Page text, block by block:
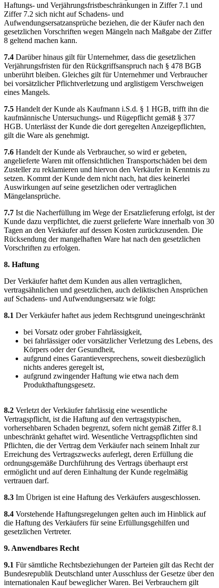
Haftungs- und Verjährungsfristbeschränkungen in Ziffer 7.1 und
Ziffer 7.2 sich nicht auf Schadens- und
Aufwendungsersatzansprüche beziehen, die der Käufer nach den
gesetzlichen Vorschriften wegen Mängeln nach Maßgabe der Ziffer
8 geltend machen kann.
7.4 Darüber hinaus gilt für Unternehmer, dass die gesetzlichen
Verjährungsfristen für den Rückgriffsanspruch nach § 478 BGB
unberührt bleiben. Gleiches gilt für Unternehmer und Verbraucher
bei vorsätzlicher Pflichtverletzung und arglistigem Verschweigen
eines Mangels.
7.5 Handelt der Kunde als Kaufmann i.S.d. § 1 HGB, trifft ihn die
kaufmännische Untersuchungs- und Rügepflicht gemäß § 377
HGB. Unterlässt der Kunde die dort geregelten Anzeigepflichten,
gilt die Ware als genehmigt.
7.6 Handelt der Kunde als Verbraucher, so wird er gebeten,
angelieferte Waren mit offensichtlichen Transportschäden bei dem
Zusteller zu reklamieren und hiervon den Verkäufer in Kenntnis zu
setzen. Kommt der Kunde dem nicht nach, hat dies keinerlei
Auswirkungen auf seine gesetzlichen oder vertraglichen
Mängelansprüche.
7.7 Ist die Nacherfüllung im Wege der Ersatzlieferung erfolgt, ist der
Kunde dazu verpflichtet, die zuerst gelieferte Ware innerhalb von 30
Tagen an den Verkäufer auf dessen Kosten zurückzusenden. Die
Rücksendung der mangelhaften Ware hat nach den gesetzlichen
Vorschriften zu erfolgen.
8. Haftung
Der Verkäufer haftet dem Kunden aus allen vertraglichen,
vertragsähnlichen und gesetzlichen, auch deliktischen Ansprüchen
auf Schadens- und Aufwendungsersatz wie folgt:
8.1 Der Verkäufer haftet aus jedem Rechtsgrund uneingeschränkt
bei Vorsatz oder grober Fahrlässigkeit,
bei fahrlässiger oder vorsätzlicher Verletzung des Lebens, des
Körpers oder der Gesundheit,
aufgrund eines Garantieversprechens, soweit diesbezüglich
nichts anderes geregelt ist,
aufgrund zwingender Haftung wie etwa nach dem
Produkthaftungsgesetz.
8.2 Verletzt der Verkäufer fahrlässig eine wesentliche
Vertragspflicht, ist die Haftung auf den vertragstypischen,
vorhersehbaren Schaden begrenzt, sofern nicht gemäß Ziffer 8.1
unbeschränkt gehaftet wird. Wesentliche Vertragspflichten sind
Pflichten, die der Vertrag dem Verkäufer nach seinem Inhalt zur
Erreichung des Vertragszwecks auferlegt, deren Erfüllung die
ordnungsgemäße Durchführung des Vertrags überhaupt erst
ermöglicht und auf deren Einhaltung der Kunde regelmäßig
vertrauen darf.
8.3 Im Übrigen ist eine Haftung des Verkäufers ausgeschlossen.
8.4 Vorstehende Haftungsregelungen gelten auch im Hinblick auf
die Haftung des Verkäufers für seine Erfüllungsgehilfen und
gesetzlichen Vertreter.
9. Anwendbares Recht
9.1 Für sämtliche Rechtsbeziehungen der Parteien gilt das Recht der
Bundesrepublik Deutschland unter Ausschluss der Gesetze über den
internationalen Kauf beweglicher Waren. Bei Verbrauchern gilt